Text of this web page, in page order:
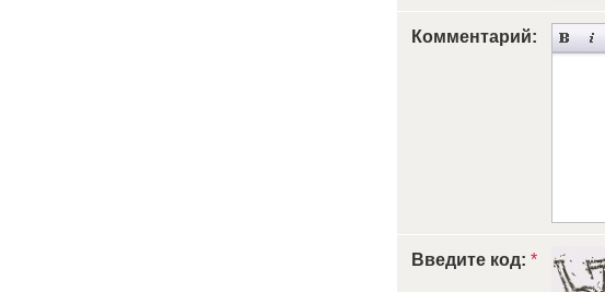
Комментарий:
Введите код: *